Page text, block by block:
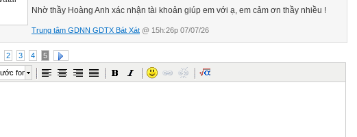
Nhờ thầy Hoàng Anh xác nhận tài khoản giúp em với ạ, em cảm ơn thầy nhiều !
Trung tâm GDNN GDTX Bát Xát @ 15h:26p 07/07/26
2 3 4 5
font